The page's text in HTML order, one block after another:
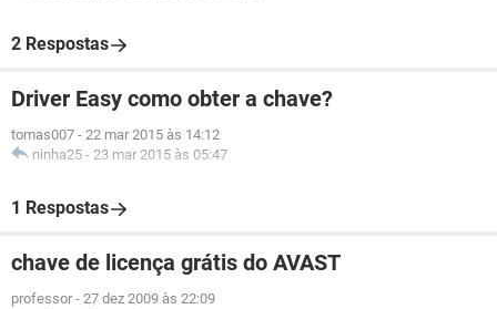
2 Respostas
Driver Easy como obter a chave?
tomas007 - 22 mar 2015 às 14:12
ninha25 - 23 mar 2015 às 05:47
1 Respostas
chave de licença grátis do AVAST
professor - 27 dez 2009 às 22:09